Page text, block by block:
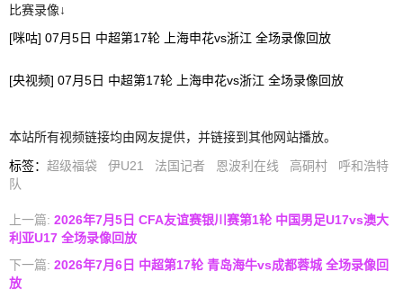
比赛录像↓
[咪咕] 07月5日 中超第17轮 上海申花vs浙江 全场录像回放
[央视频] 07月5日 中超第17轮 上海申花vs浙江 全场录像回放
本站所有视频链接均由网友提供，并链接到其他网站播放。
标签： 超级福袋 伊U21 法国记者 恩波利在线 高硐村
呼和浩特
队
上一篇: 2026年7月5日 CFA友谊赛银川赛第1轮 中国男足U17vs澳大
利亚U17 全场录像回放
下一篇: 2026年7月6日 中超第17轮 青岛海牛vs成都蓉城 全场录像回
放